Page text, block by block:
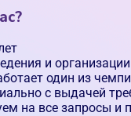
и
один из
с выдачей
на все запросы и